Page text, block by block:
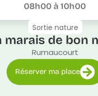
08h00 à 10h00
Sortie nature
marais de bon
Rumaucourt
Réserver ma place